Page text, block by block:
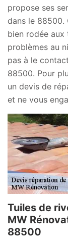
propose ses
dans le 88500.
bien rodée
problèmes au
pas à le
88500. Pour
un devis de
et ne vous
Tuiles de
MW
88500